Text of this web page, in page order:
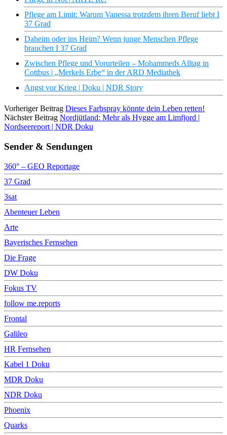
Pflege am Limit: Warum Vanessa trotzdem ihren Beruf liebt I
37 Grad
Daheim oder ins Heim? Wenn junge Menschen Pflege
brauchen I 37 Grad
Zwischen Pflege und Vorurteilen – Mohammeds Alltag in
Cottbus | „Merkels Erbe“ in der ARD Mediathek
Angst vor Krieg | Doku | NDR Story
Vorheriger Beitrag Dieses Farbspray könnte dein Leben retten!
Nächster Beitrag Nordjütland: Mehr als Hygge am Limfjord |
Nordseereport | NDR Doku
Sender & Sendungen
360° – GEO Reportage
37 Grad
3sat
Abenteuer Leben
Arte
Bayerisches Fernsehen
Die Frage
DW Doku
Fokus TV
follow me.reports
Frontal
Galileo
HR Fernsehen
Kabel 1 Doku
MDR Doku
NDR Doku
Phoenix
Quarks